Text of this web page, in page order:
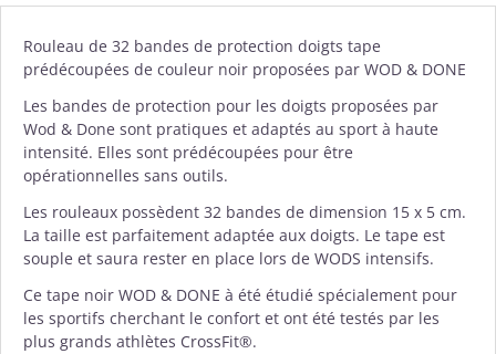
Rouleau de 32 bandes de protection doigts tape
prédécoupées de couleur noir proposées par WOD & DONE
Les bandes de protection pour les doigts proposées par
Wod & Done sont pratiques et adaptés au sport à haute
intensité. Elles sont prédécoupées pour être
opérationnelles sans outils.
Les rouleaux possèdent 32 bandes de dimension 15 x 5 cm.
La taille est parfaitement adaptée aux doigts. Le tape est
souple et saura rester en place lors de WODS intensifs.
Ce tape noir WOD & DONE à été étudié spécialement pour
les sportifs cherchant le confort et ont été testés par les
plus grands athlètes CrossFit®.